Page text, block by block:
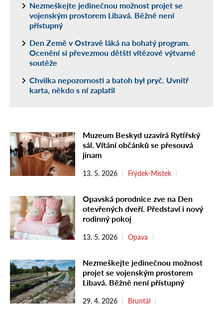
Nezmeškejte jedinečnou možnost projet se
vojenským prostorem Libavá. Běžně není
přístupný
Den Země v Ostravě láká na bohatý program.
Ocenění si převezmou dětští vítězové výtvarné
soutěže
Chvilka nepozornosti a batoh byl pryč. Uvnitř
karta, někdo s ní zaplatil
Muzeum Beskyd uzavírá Rytířský
sál. Vítání občánků se přesouvá
jinam
13. 5. 2026 Frýdek-Místek
Opavská porodnice zve na Den
otevřených dveří. Představí i nový
rodinný pokoj
13. 5. 2026 Opava
Nezmeškejte jedinečnou možnost
projet se vojenským prostorem
Libavá. Běžně není přístupný
29. 4. 2026 Bruntál